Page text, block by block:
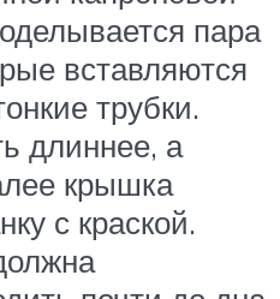
пара
вставляются
трубки.
длиннее, а
крышка
с краской.